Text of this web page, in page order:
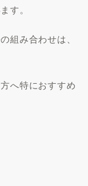
す。
組み合わせは、
へ特におすすめ